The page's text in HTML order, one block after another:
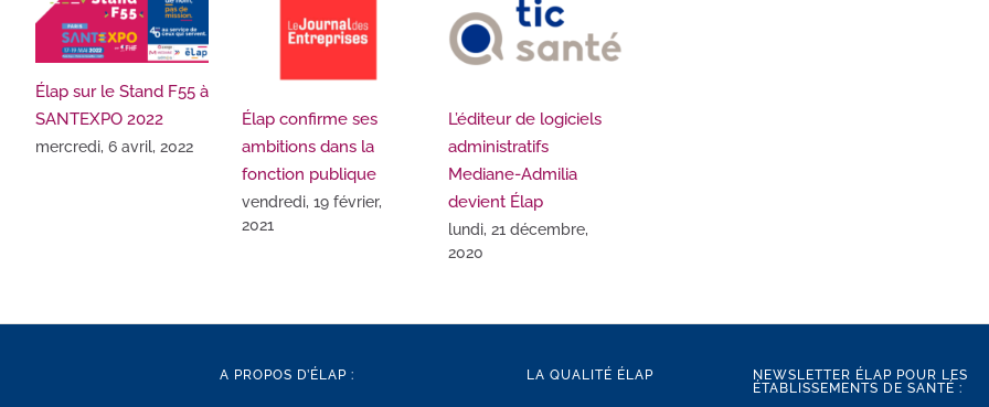
Élap sur le Stand F55 à
SANTEXPO 2022
mercredi, 6 avril, 2022
Élap confirme ses
ambitions dans la
fonction publique
vendredi, 19 février,
2021
L’éditeur de logiciels
administratifs
Mediane-Admilia
devient Élap
lundi, 21 décembre,
2020
A PROPOS D’ÉLAP : LA QUALITÉ ÉLAP
NEWSLETTER ÉLAP POUR LES
ÉTABLISSEMENTS DE SANTÉ :